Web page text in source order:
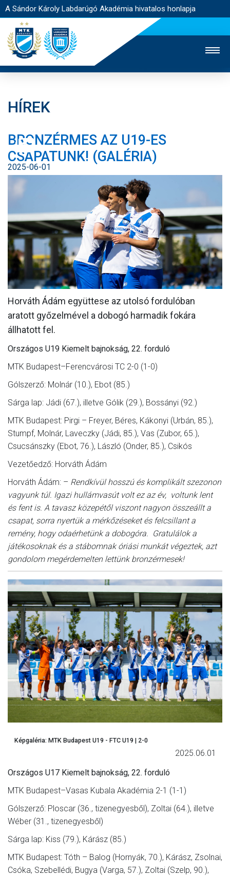
A Sándor Károly Labdarúgó Akadémia hivatalos honlapja
JEGYÉRTÉKESÍTÉS
WEBSHOP
STADION
EGYESÜLET
KAPCSOLAT
NYITÓLAP
HÍREK
AKADÉMIA
CSAPATOK
MÉRKŐZÉSEK
GALÉRIA
JELENTKEZÉS
VEZETŐSÉG
HÍREK
BRONZÉRMES AZ U19-ES
CSAPATUNK! (GALÉRIA)
2025-06-01
Horváth Ádám együttese az utolsó fordulóban
aratott győzelmével a dobogó harmadik fokára
állhatott fel.
Országos U19 Kiemelt bajnokság, 22. forduló
MTK Budapest–Ferencvárosi TC 2-0 (1-0)
Gólszerző: Molnár (10.), Ebot (85.)
Sárga lap: Jádi (67.), illetve Gólik (29.), Bossányi (92.)
MTK Budapest: Pirgi – Freyer, Béres, Kákonyi (Urbán, 85.),
Stumpf, Molnár, Laveczky (Jádi, 85.), Vas (Zubor, 65.),
Csucsánszky (Ebot, 76.), László (Onder, 85.), Csikós
Vezetőedző: Horváth Ádám
Horváth Ádám: – Rendkívül hosszú és komplikált szezonon
vagyunk túl. Igazi hullámvasút volt ez az év, voltunk lent
és fent is. A tavasz közepétől viszont nagyon összeállt a
csapat, sorra nyertük a mérkőzéseket és felcsillant a
remény, hogy odaérhetünk a dobogóra. Gratulálok a
játékosoknak és a stábomnak óriási munkát végeztek, azt
gondolom megérdemelten lettünk bronzérmesek!
Képgaléria: MTK Budapest U19 - FTC U19 | 2-0
2025.06.01
Országos U17 Kiemelt bajnokság, 22. forduló
MTK Budapest–Vasas Kubala Akadémia 2-1 (1-1)
Gólszerző: Ploscar (36., tizenegyesből), Zoltai (64.), illetve
Wéber (31., tizenegyesből)
Sárga lap: Kiss (79.), Kárász (85.)
MTK Budapest: Tóth – Balog (Hornyák, 70.), Kárász, Zsolnai,
Csóka, Szebellédi, Bugya (Varga, 57.), Zoltai (Szelp, 90.),